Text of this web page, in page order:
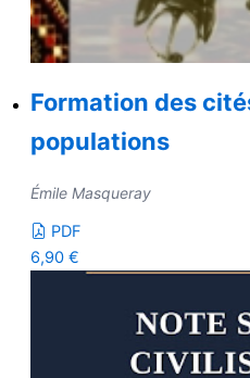
Formation des
populations
Émile Masqueray
PDF
6,90 €